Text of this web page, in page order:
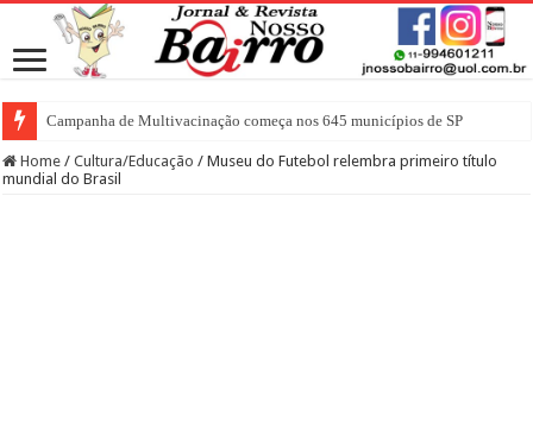
Campanha de Multivacinação começa nos 645 municípios de SP
Home / Cultura/Educação / Museu do Futebol relembra primeiro título
mundial do Brasil